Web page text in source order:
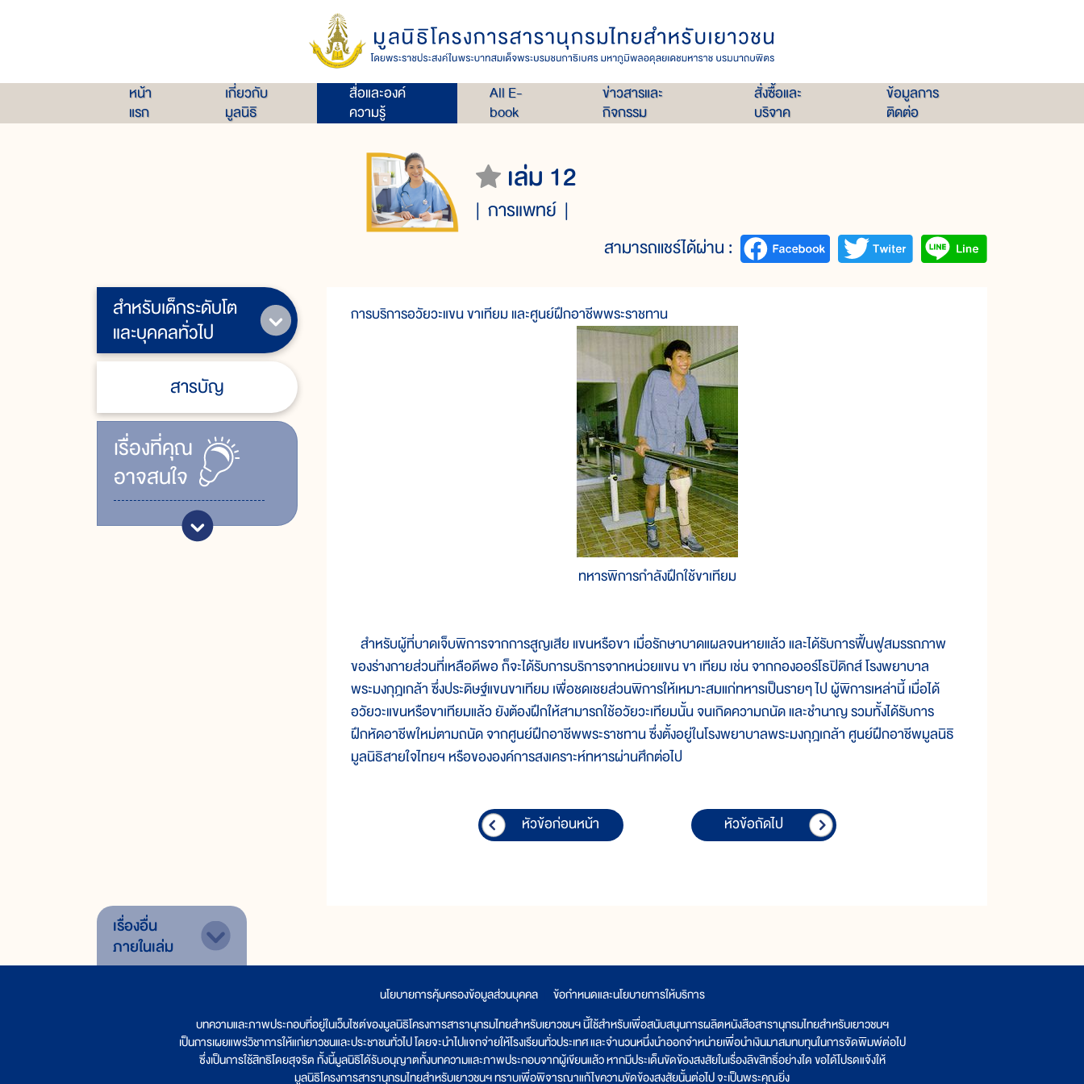
หน้า
แรก
เกี่ยวกับ
มูลนิธิ
สื่อและองค์
ความรู้
All E-
book
ข่าวสารและ
กิจกรรม
สั่งซื้อและ
บริจาค
ข้อมูลการ
ติดต่อ
เล่ม 12
การแพทย์
สามารถแชร์ได้ผ่าน :
สำหรับเด็กระดับโต
และบุคคลทั่วไป
สารบัญ
เรื่ิองที่คุณ
อาจสนใจ
การบริการอวัยวะแขน ขาเทียม และศูนย์ฝึกอาชีพพระราชทาน
ทหารพิการกำลังฝึกใช้ขาเทียม
สำหรับผู้ที่บาดเจ็บพิการจากการสูญเสีย แขนหรือขา เมื่อรักษาบาดแผลจนหายแล้ว และได้รับการฟื้นฟูสมรรถภาพ
ของร่างกายส่วนที่เหลือดีพอ ก็จะได้รับการบริการจากหน่วยแขน ขา เทียม เช่น จากกองออร์โธปิดิกส์ โรงพยาบาล
พระมงกุฎเกล้า ซึ่งประดิษฐ์แขนขาเทียม เพื่อชดเชยส่วนพิการให้เหมาะสมแก่ทหารเป็นรายๆ ไป ผู้พิการเหล่านี้ เมื่อได้
อวัยวะแขนหรือขาเทียมแล้ว ยังต้องฝึกให้สามารถใช้อวัยวะเทียมนั้น จนเกิดความถนัด และชำนาญ รวมทั้งได้รับการ
ฝึกหัดอาชีพใหม่ตามถนัด จากศูนย์ฝึกอาชีพพระราชทาน ซึ่งตั้งอยู่ในโรงพยาบาลพระมงกุฎเกล้า ศูนย์ฝึกอาชีพมูลนิธิ
มูลนิธิสายใจไทยฯ หรือขององค์การสงเคราะห์ทหารผ่านศึกต่อไป
หัวข้อก่อนหน้า หัวข้อถัดไป
เรื่องอื่น
ภายในเล่ม
นโยบายการคุ้มครองข้อมูลส่วนบุคคล
ข้อกำหนดและนโยบายการให้บริการ
บทความและภาพประกอบที่อยู่ในเว็บไซต์ของมูลนิธิโครงการสารานุกรมไทยสำหรับเยาวชนฯ นี้ใช้สำหรับเพื่อสนับสนุนการผลิตหนังสือสารานุกรมไทยสำหรับเยาวชนฯ
เป็นการเผยแพร่วิชาการให้แก่เยาวชนและประชาชนทั่วไป โดยจะนำไปแจกจ่ายให้โรงเรียนทั่วประเทศ และจำนวนหนึ่งนำออกจำหน่ายเพื่อนำเงินมาสมทบทุนในการจัดพิมพ์ต่อไป
ซึ่งเป็นการใช้สิทธิโดยสุจริต ทั้งนี้มูลนิธิได้รับอนุญาตทั้งบทความและภาพประกอบจากผู้เขียนแล้ว หากมีประเด็นขัดข้องสงสัยในเรื่องลิขสิทธิ์อย่างใด ขอได้โปรดแจ้งให้
มูลนิธิโครงการสารานุกรมไทยสำหรับเยาวชนฯ ทราบเพื่อพิจารณาแก้ไขความขัดข้องสงสัยนั้นต่อไป จะเป็นพระคุณยิ่ง